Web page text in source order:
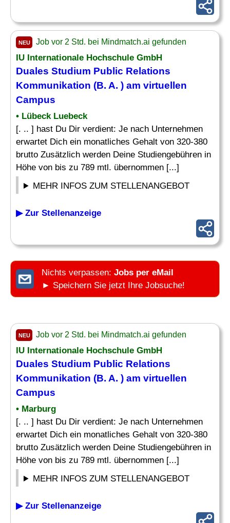
NEU Job vor 2 Std. bei Mindmatch.ai gefunden
IU Internationale Hochschule GmbH
Duales Studium Public Relations
Kommunikation (B. A. ) am virtuellen
Campus
• Lübeck Luebeck
[. .. ] hast Du Dir verdient: Je nach Unternehmen
erwartet Dich ein monatliches Gehalt von 320-380
brutto Zusätzlich werden Deine Studiengebühren in
Höhe von bis zu 789 mtl. übernommen [...]
MEHR INFOS ZUM STELLENANGEBOT
▶ Zur Stellenanzeige
Nichts verpassen: Jobs per eMail
► Speichern Sie jetzt Ihre Jobsuche!
NEU Job vor 2 Std. bei Mindmatch.ai gefunden
IU Internationale Hochschule GmbH
Duales Studium Public Relations
Kommunikation (B. A. ) am virtuellen
Campus
• Marburg
[. .. ] hast Du Dir verdient: Je nach Unternehmen
erwartet Dich ein monatliches Gehalt von 320-380
brutto Zusätzlich werden Deine Studiengebühren in
Höhe von bis zu 789 mtl. übernommen [...]
MEHR INFOS ZUM STELLENANGEBOT
▶ Zur Stellenanzeige